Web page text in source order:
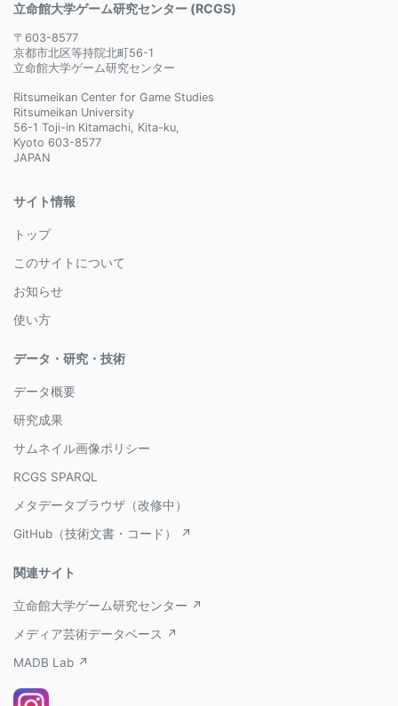
立命館大学ゲーム研究センター (RCGS)
〒603-8577
京都市北区等持院北町56-1
立命館大学ゲーム研究センター
Ritsumeikan Center for Game Studies
Ritsumeikan University
56-1 Toji-in Kitamachi, Kita-ku,
Kyoto 603-8577
JAPAN
サイト情報
トップ
このサイトについて
お知らせ
使い方
データ・研究・技術
データ概要
研究成果
サムネイル画像ポリシー
RCGS SPARQL
メタデータブラウザ（改修中）
GitHub（技術文書・コード） ↗
関連サイト
立命館大学ゲーム研究センター ↗
メディア芸術データベース ↗
MADB Lab ↗